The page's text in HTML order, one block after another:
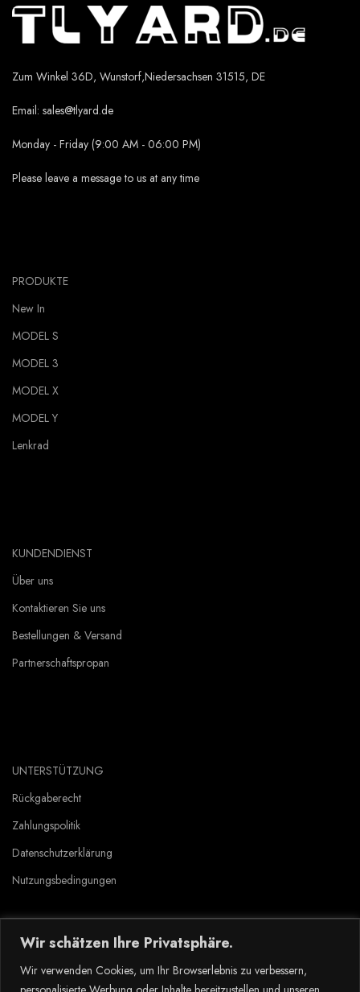
Wir schätzen Ihre Privatsphäre.
Wir verwenden Cookies, um Ihr Browserlebnis zu verbessern,
Zum Winkel 36D, Wunstorf,Niedersachsen 31515, DE
Email: sales@tlyard.de
Monday - Friday (9:00 AM - 06:00 PM)
Please leave a message to us at any time
PRODUKTE
New In
MODEL S
MODEL 3
MODEL X
MODEL Y
Lenkrad
KUNDENDIENST
Über uns
Kontaktieren Sie uns
Bestellungen & Versand
Partnerschaftspropan
UNTERSTÜTZUNG
Rückgaberecht
Zahlungspolitik
Datenschutzerklärung
Nutzungsbedingungen
Copyright © 2023 Tlyard de. all rights reserved.